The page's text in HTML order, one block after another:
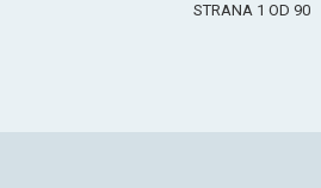
STRANA 1 OD 90